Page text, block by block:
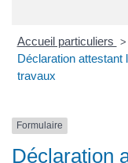
Accueil particuliers >
Déclaration attestant
travaux
Formulaire
Déclaration